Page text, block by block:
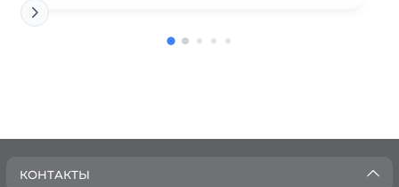
КОНТАКТЫ